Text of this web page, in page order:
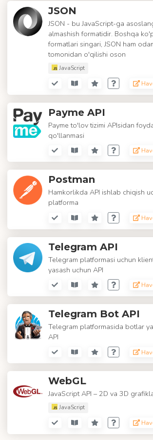
JSON
JSON - bu JavaScript-ga
almashish formatidir. Boshqa
formatlari singari, JSON ham
tomonidan o'qilishi oson
JavaScript
Payme API
Payme to'lov tizimi APIsidan
qo'llanmasi
Postman
Hamkorlikda API ishlab chiqish
platforma
Telegram API
Telegram platformasi uchun
yasash uchun API
Telegram Bot API
Telegram platformasida botlar
API
WebGL
JavaScript API – 2D va 3D
JavaScript